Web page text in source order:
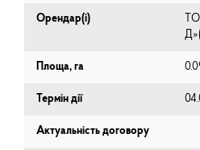
Орендар(і)
Площа, га
Термін дії
Актуальність договору